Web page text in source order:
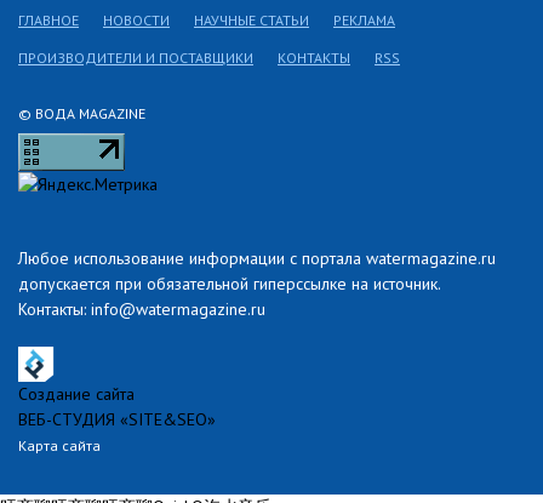
© ВОДА MAGAZINE
Любое использование информации с портала watermagazine.ru
допускается при обязательной гиперссылке на источник.
Контакты: info@watermagazine.ru
ГЛАВНОЕ НОВОСТИ НАУЧНЫЕ СТАТЬИ РЕКЛАМА
ПРОИЗВОДИТЕЛИ И ПОСТАВЩИКИ КОНТАКТЫ RSS
Создание сайта
ВЕБ-СТУДИЯ «SITE&SEO»
Карта сайта